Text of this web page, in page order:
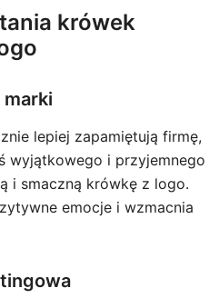
krówek
lepiej zapamiętują firmę,
wyjątkowego i przyjemnego
i smaczną krówkę z logo.
emocje i wzmacnia